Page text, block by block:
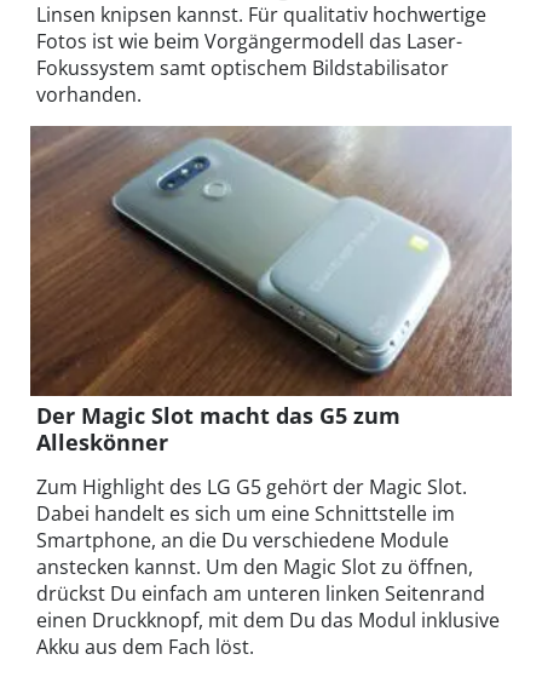
Linsen knipsen kannst. Für qualitativ hochwertige
Fotos ist wie beim Vorgängermodell das Laser-
Fokussystem samt optischem Bildstabilisator
vorhanden.
Der Magic Slot macht das G5 zum
Alleskönner
Zum Highlight des LG G5 gehört der Magic Slot.
Dabei handelt es sich um eine Schnittstelle im
Smartphone, an die Du verschiedene Module
anstecken kannst. Um den Magic Slot zu öffnen,
drückst Du einfach am unteren linken Seitenrand
einen Druckknopf, mit dem Du das Modul inklusive
Akku aus dem Fach löst.